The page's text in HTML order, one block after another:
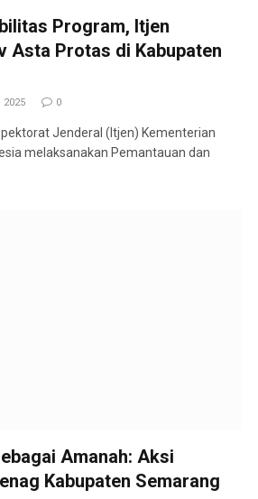
Program, Itjen
Asta Protas di Kabupaten
0
Jenderal (Itjen) Kementerian
melaksanakan Pemantauan dan
Amanah: Aksi
Kabupaten Semarang